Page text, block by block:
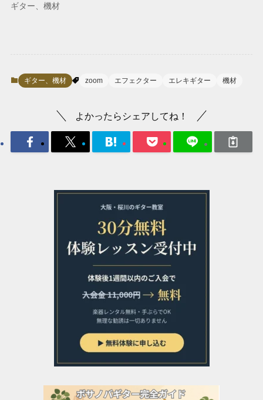
ギター、機材
ギター、機材 zoom エフェクター エレキギター 機材
よかったらシェアしてね！